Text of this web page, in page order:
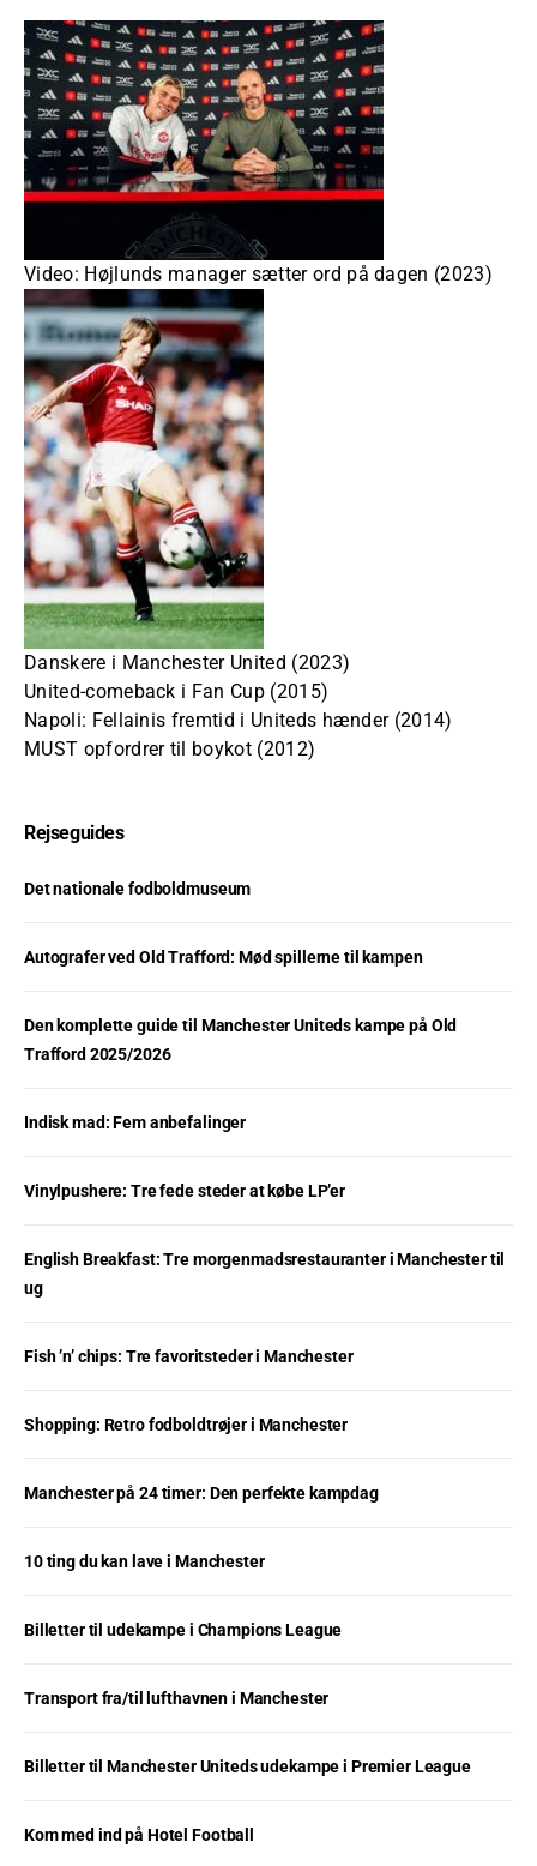
Video: Højlunds manager sætter ord på dagen (2023)
Danskere i Manchester United (2023)
United-comeback i Fan Cup (2015)
Napoli: Fellainis fremtid i Uniteds hænder (2014)
MUST opfordrer til boykot (2012)
Rejseguides
Det nationale fodboldmuseum
Autografer ved Old Trafford: Mød spillerne til kampen
Den komplette guide til Manchester Uniteds kampe på Old
Trafford 2025/2026
Indisk mad: Fem anbefalinger
Vinylpushere: Tre fede steder at købe LP’er
English Breakfast: Tre morgenmadsrestauranter i Manchester til
ug
Fish ’n’ chips: Tre favoritsteder i Manchester
Shopping: Retro fodboldtrøjer i Manchester
Manchester på 24 timer: Den perfekte kampdag
10 ting du kan lave i Manchester
Billetter til udekampe i Champions League
Transport fra/til lufthavnen i Manchester
Billetter til Manchester Uniteds udekampe i Premier League
Kom med ind på Hotel Football